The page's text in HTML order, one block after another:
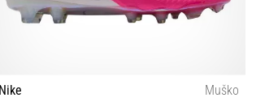
Nike
Muško